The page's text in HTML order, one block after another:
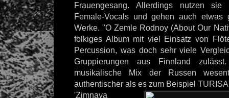
Frauengesang. Allerdings nutzen sie
Female-Vocals und gehen auch etwas
Werke. "O Zemle Rodnoy (About Our
folkiges Album mit viel Einsatz von
Percussion, was doch sehr viele
Gruppierungen aus Finnland
musikalische Mix der Russen
authentischer als es zum Beispiel
'Zimnaya